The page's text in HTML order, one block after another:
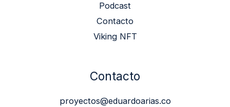
Podcast
Contacto
Viking NFT
Contacto
proyectos@eduardoarias.co